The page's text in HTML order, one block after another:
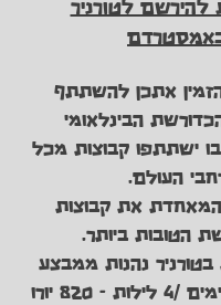
אתכן להשתתף
הבינלאומי
ישתתפו קבוצות מכל
העולם.
המאחדת את קבוצות
הטובות ביותר.
נהנות ממבצע
מיוחד של 5 ימים /4 לילות - 820 יורו